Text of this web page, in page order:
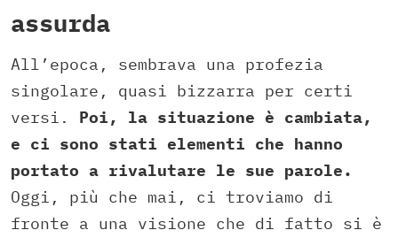
assurda
All’epoca, sembrava una profezia
singolare, quasi bizzarra per certi
versi. Poi, la situazione è cambiata,
e ci sono stati elementi che hanno
portato a rivalutare le sue parole.
Oggi, più che mai, ci troviamo di
fronte a una visione che di fatto si è